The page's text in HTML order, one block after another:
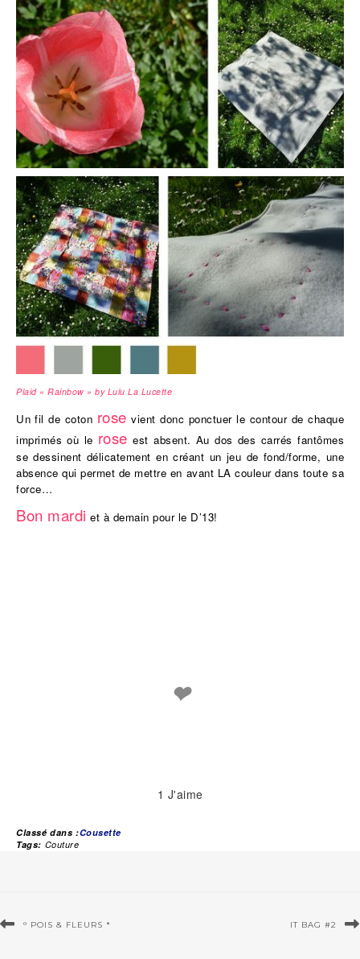
Plaid « Rainbow » by Lulu La Lucette
Un fil de coton rose vient donc ponctuer le contour de chaque
imprimés où le rose est absent. Au dos des carrés fantômes
se dessinent délicatement en créant un jeu de fond/forme, une
absence qui permet de mettre en avant LA couleur dans toute sa
force…
Bon mardi et à demain pour le D’13!
❤
1 J'aime
Classé dans :Cousette
Tags: Couture
° POIS & FLEURS * IT BAG #2